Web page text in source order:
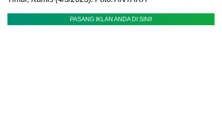
PASANG IKLAN ANDA DI SINI!